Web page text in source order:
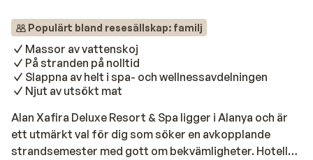
Populärt bland resesällskap: familj
Massor av vattenskoj
På stranden på nolltid
Slappna av helt i spa- och wellnessavdelningen
Njut av utsökt mat
Alan Xafira Deluxe Resort & Spa ligger i Alanya och är
ett utmärkt val för dig som söker en avkopplande
strandsemester med gott om bekvämligheter. Hotellet